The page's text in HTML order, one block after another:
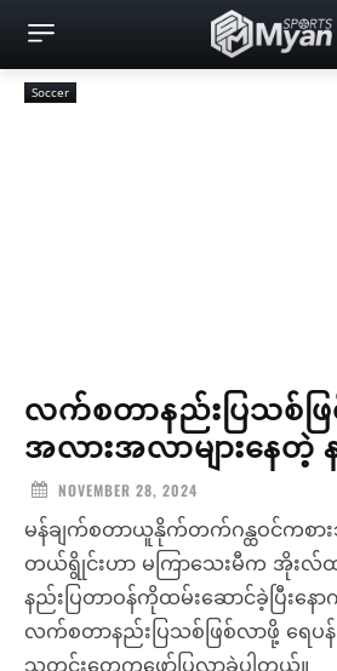
Soccer
လက်စတာနည်းပြသစ်ဖ
အလားအလာများနေတဲ့
NOVEMBER 28, 2024
မန်ချက်စတာယူနိုက်တက်ဂန္ထဝင်ကစားသ
တယ်ရွိုင်းဟာ မကြာသေးမီက အိုးလ်
နည်းပြတာဝန်ကိုထမ်းဆောင်ခဲ့ပြီးနေ
လက်စတာနည်းပြသစ်ဖြစ်လာဖို့ ရေပ
သတင်းတွေကဖော်ပြလာခဲ့ပါတယ်။